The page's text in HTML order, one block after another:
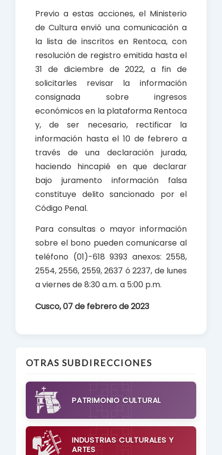
Previo a estas acciones, el Ministerio
de Cultura envió una comunicación a
la lista de inscritos en Rentoca, con
resolución de registro emitida hasta el
31 de diciembre de 2022, a fin de
solicitarles revisar la información
consignada sobre ingresos
económicos en la plataforma Rentoca
y, de ser necesario, rectificar la
información hasta el 10 de febrero a
través de una declaración jurada,
haciendo hincapié en que declarar
bajo juramento información falsa
constituye delito sancionado por el
Código Penal.
Para consultas o mayor información
sobre el bono pueden comunicarse al
teléfono (01)-618 9393 anexos: 2558,
2554, 2556, 2559, 2637 ó 2237, de lunes
a viernes de 8:30 a.m. a 5:00 p.m.
Cusco, 07 de febrero de 2023
OTRAS SUBDIRECCIONES
PATRIMONIO CULTURAL
INDUSTRIAS CULTURALES Y
ARTES